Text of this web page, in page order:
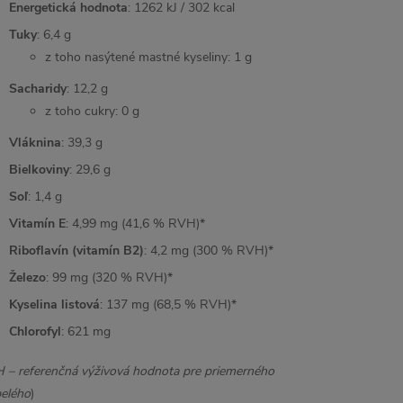
Energetická hodnota: 1262 kJ / 302 kcal
Tuky: 6,4 g
z toho nasýtené mastné kyseliny: 1 g
Sacharidy: 12,2 g
z toho cukry: 0 g
Vláknina: 39,3 g
Bielkoviny: 29,6 g
Soľ: 1,4 g
Vitamín E: 4,99 mg (41,6 % RVH)*
Riboflavín (vitamín B2): 4,2 mg (300 % RVH)*
Železo: 99 mg (320 % RVH)*
Kyselina listová: 137 mg (68,5 % RVH)*
Chlorofyl: 621 mg
– referenčná výživová hodnota pre priemerného
)